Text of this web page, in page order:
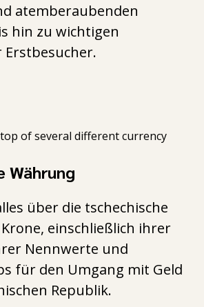
atemberaubenden
hin zu wichtigen
Erstbesucher.
Währung
über die tschechische
einschließlich ihrer
Nennwerte und
für den Umgang mit Geld
Republik.